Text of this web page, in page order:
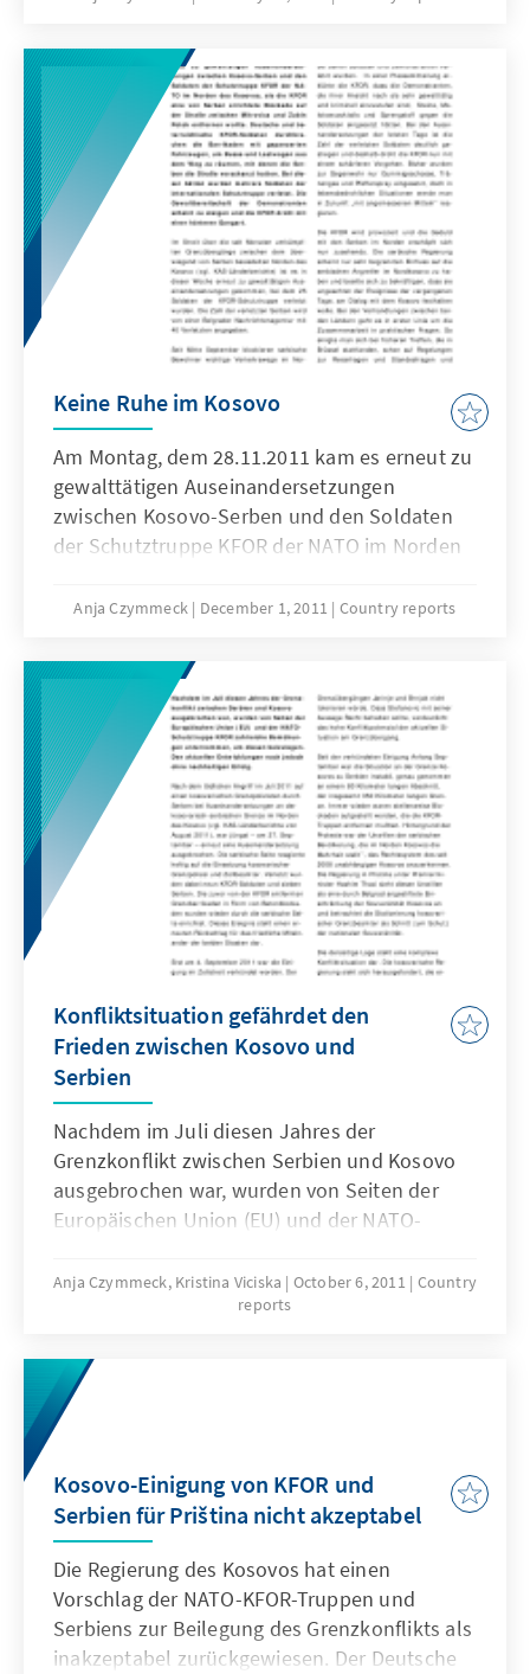
Vereinbarungen zur Regelung von Kosovos
Auftreten bei internationalen Verhandlungen
und Grenzkontrollen getroffen.
Keine Ruhe im Kosovo
Am Montag, dem 28.11.2011 kam es erneut zu
gewalttätigen Auseinandersetzungen
zwischen Kosovo-Serben und den Soldaten
der Schutztruppe KFOR der NATO im Norden
errichtete Blockade auf der Straße zwischen
Anja Czymmeck December 1, 2011 Country reports
Konfliktsituation gefährdet den
Frieden zwischen Kosovo und
Serbien
Nachdem im Juli diesen Jahres der
Grenzkonflikt zwischen Serbien und Kosovo
ausgebrochen war, wurden von Seiten der
Europäischen Union (EU) und der NATO-
unternommen, um diesen beizulegen. Den
aktuellen Entwicklungen nach jedoch ohne
Anja Czymmeck, Kristina Viciska October 6, 2011
Country
reports
Kosovo-Einigung von KFOR und
Serbien für Priština nicht akzeptabel
Die Regierung des Kosovos hat einen
Vorschlag der NATO-KFOR-Truppen und
Serbiens zur Beilegung des Grenzkonflikts als
inakzeptabel zurückgewiesen. Der Deutsche